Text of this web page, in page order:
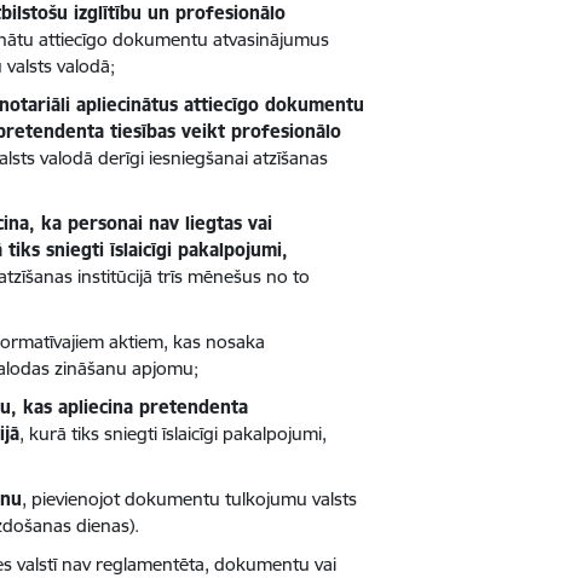
izglītību un profesionālo
attiecīgo dokumentu atvasinājumus
valodā;
apliecinātus attiecīgo dokumentu
tiesības veikt profesionālo
valodā derīgi iesniegšanai atzīšanas
ka personai nav liegtas vai
sniegti īslaicīgi pakalpojumi,
institūcijā trīs mēnešus no to
aktiem, kas nosaka
zināšanu apjomu;
kas apliecina pretendenta
, kurā tiks sniegti īslaicīgi pakalpojumi,
, pievienojot dokumentu tulkojumu valsts
dienas).
valstī nav reglamentēta, dokumentu vai